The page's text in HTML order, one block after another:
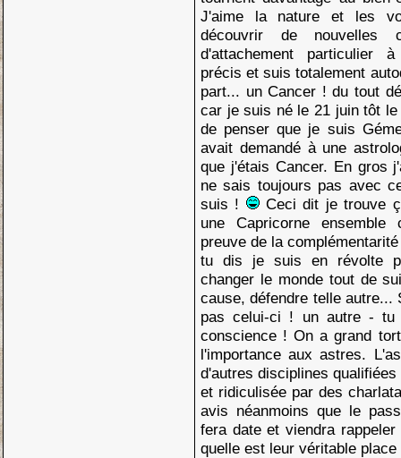
J'aime la nature et les
découvrir de
d'attachement particulier
précis et suis totalement
part... un Cancer ! du tout
car je suis né le 21 juin tôt
de penser que je suis
avait demandé à une
que j'étais Cancer. En gros
ne sais toujours pas avec
suis !
Ceci dit je trouve
une Capricorne
preuve de la
tu dis je suis en révolte
changer le monde tout de
cause, défendre telle
pas celui-ci ! un autre - tu
conscience ! On a grand
l'importance aux astres.
d'autres disciplines
et ridiculisée par des
avis néanmoins que le
fera date et viendra
quelle est leur véritable